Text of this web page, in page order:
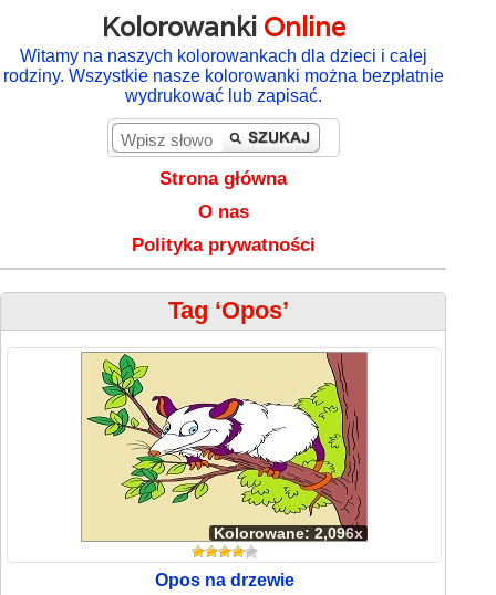
Kolorowanki Online
Witamy na naszych kolorowankach dla dzieci i całej
rodziny. Wszystkie nasze kolorowanki można bezpłatnie
wydrukować lub zapisać.
Strona główna
O nas
Polityka prywatności
Tag ‘Opos’
Kolorowane: 2,096x
Opos na drzewie